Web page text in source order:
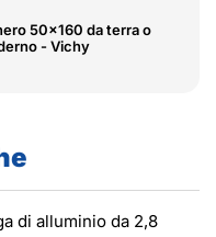
50x160 da terra o
- Vichy
di alluminio da 2,8